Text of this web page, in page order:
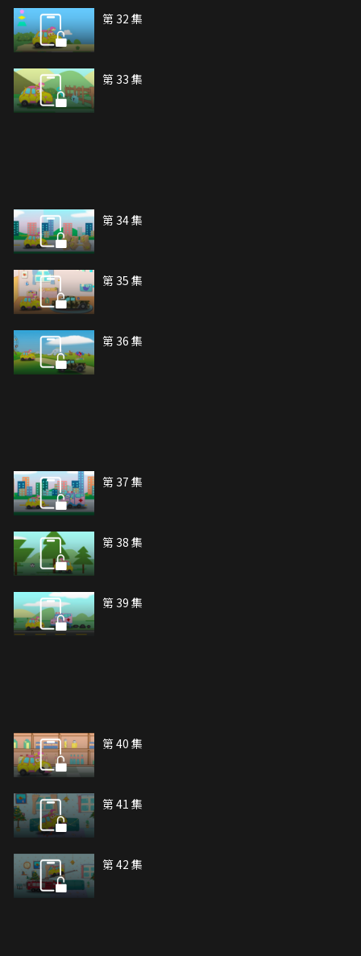
第 32 集
第 33 集
第 34 集
第 35 集
第 36 集
第 37 集
第 38 集
第 39 集
第 40 集
第 41 集
第 42 集